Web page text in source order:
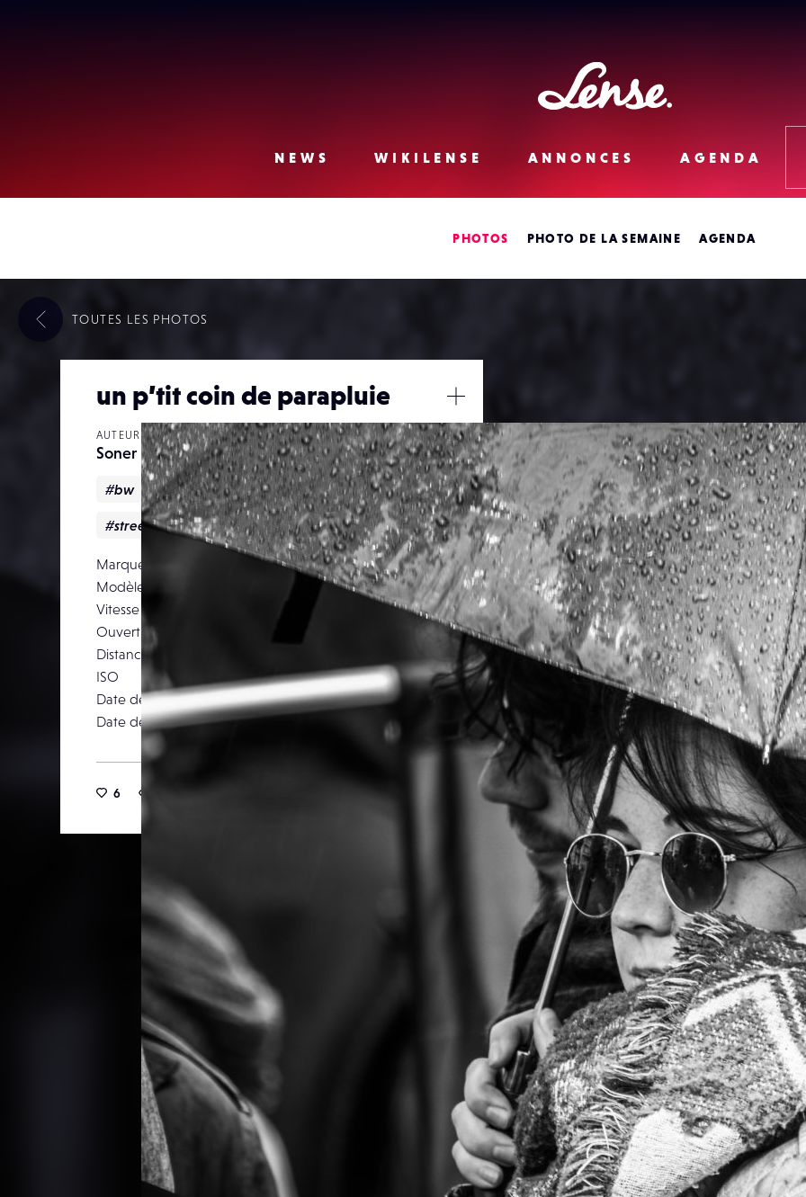
Lense
NEWS
WIKILENSE ANNONCES AGENDA
PHOTOS PHOTO DE LA SEMAINE AGENDA
un p’tit coin de parapluie
AUTEUR
Soner biniou
#bw #N&B #PARAPLUIE #sonerbiniou
#street
Marque
OLYMPUS IMAGING CORP.
Modèle
E-M1
Vitesse d’obturation
1/80
Ouverture
5.6
Distance focale
ISO
200
Date de prise de vue
01 mai 2017
Date de publication
03 juin 2017
6
/
Fermer
TOUTES LES PHOTOS